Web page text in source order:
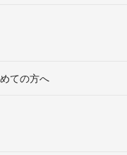
ての方へ